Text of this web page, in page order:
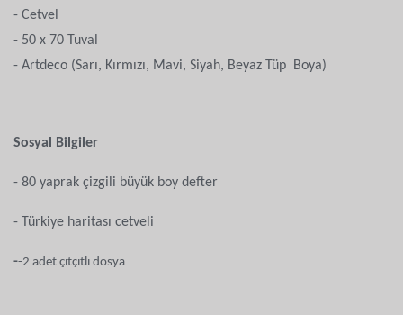
- Cetvel
- 50 x 70 Tuval
- Artdeco (Sarı, Kırmızı, Mavi, Siyah, Beyaz Tüp Boya)
Sosyal Bilgiler
- 80 yaprak çizgili büyük boy defter
- Türkiye haritası cetveli
--2 adet çıtçıtlı dosya